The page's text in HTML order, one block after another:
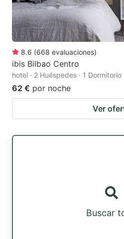
8.6 (668 evaluaciones)
ibis Bilbao Centro
hotel · 2 Huéspedes · 1 Dormitorio
62 € por noche
Ver
Buscar